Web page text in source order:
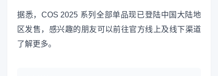
据悉，COS 2025 系列全部单品现已登陆中国大陆地
区发售，感兴趣的朋友可以前往官方线上及线下渠道
了解更多。